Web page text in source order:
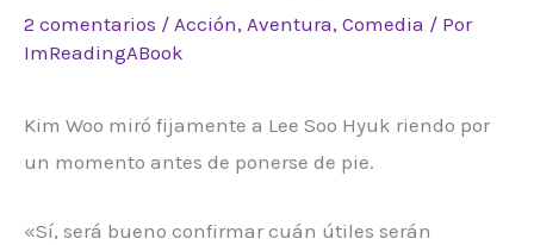
2 comentarios / Acción, Aventura, Comedia / Por
ImReadingABook
Kim Woo miró fijamente a Lee Soo Hyuk riendo por
un momento antes de ponerse de pie.
«Sí, será bueno confirmar cuán útiles serán